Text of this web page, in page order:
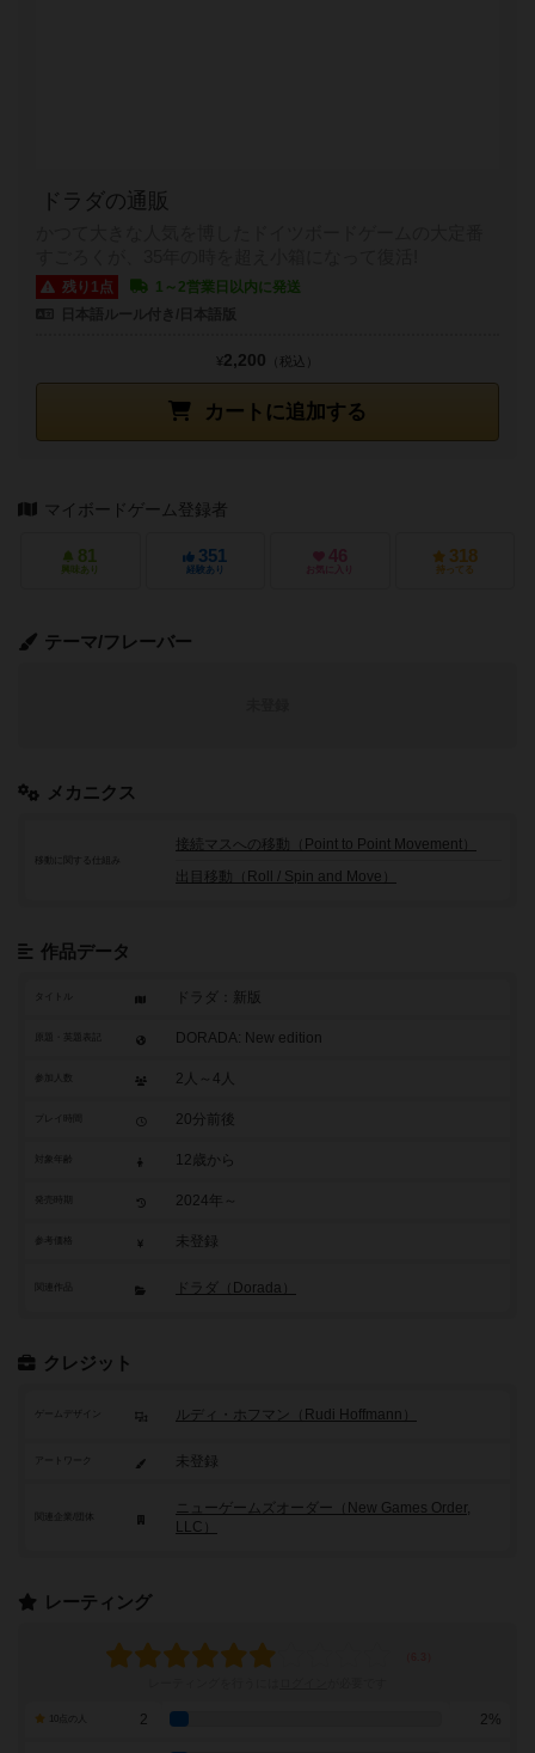
ドラダの通販
残り1点
1～2営業日以内に発送
カートに追加する
¥2,200 （税込）
マイボードゲーム登録者
81
興味あり
351
経験あり
46
お気に入り
318
持ってる
テーマ/フレーバー
メカニクス
移動に関する仕組み
接続マスへの移動（Point to Point Movement）
出目移動（Roll / Spin and Move）
作品データ
タイトル ドラダ：新版
原題・英題表記 DORADA: New edition
参加人数 2人～4人
20分前後
対象年齢 12歳から
2024年～
参考価格 未登録
関連作品 ドラダ（Dorada）
クレジット
ゲームデザイン ルディ・ホフマン（Rudi Hoffmann）
アートワーク 未登録
ニューゲームズオーダー（New Games Order,
LLC）
レーティング
2 2%